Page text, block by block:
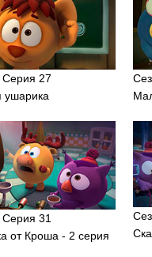
Серия 27
ушарика
31
от Кроша - 2 серия